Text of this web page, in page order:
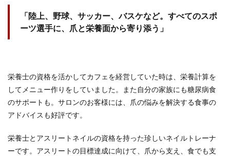
「陸上、野球、サッカー、バスケなど。すべてのスポ
ーツ選手に、爪と栄養面から寄り添う」
栄養士の資格を活かしてカフェを経営していた時は、栄養計算を
してメニュー作りをしていました。また自分の家族にも糖尿病食
のサポートも。サロンのお客様には、爪の悩みを解決する食事の
アドバイスも好評です。
栄養士とアスリートネイルの資格を持った珍しいネイルトレーナ
ーです。アスリートの目標達成に向けて、爪から支え、食でも支